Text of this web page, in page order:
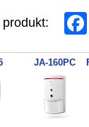
JA-160PC